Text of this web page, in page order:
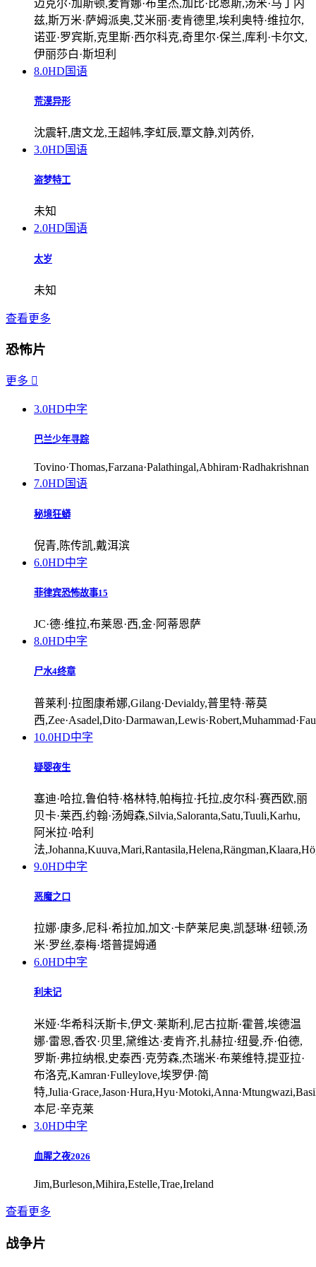
迈克尔·加斯顿,麦肯娜·布里杰,加比·比恩斯,汤米·马丁内
兹,斯万米·萨姆派奥,艾米丽·麦肯德里,埃利奥特·维拉尔,
诺亚·罗宾斯,克里斯·西尔科克,奇里尔·保兰,库利·卡尔文,
伊丽莎白·斯坦利
8.0HD国语
荒漠异形
沈震轩,唐文龙,王超帏,李虹辰,覃文静,刘芮侨,
3.0HD国语
盗梦特工
未知
2.0HD国语
太岁
未知
查看更多
恐怖片
更多 
3.0HD中字
巴兰少年寻踪
Tovino·Thomas,Farzana·Palathingal,Abhiram·Radhakrishnan
7.0HD国语
秘境狂蟒
倪青,陈传凯,戴洱滨
6.0HD中字
菲律宾恐怖故事15
JC·德·维拉,布莱恩·西,金·阿蒂恩萨
8.0HD中字
尸水4终章
普莱利·拉图康希娜,Gilang·Devialdy,普里特·蒂莫
西
10.0HD中字
疑婴夜生
塞迪·哈拉,鲁伯特·格林特,帕梅拉·托拉,皮尔科·赛西欧,丽
贝卡·莱西,约翰·汤姆森,Silvia,Saloranta,Satu,Tuuli,Karhu,
阿米拉·哈利
法
9.0HD中字
恶魔之口
拉娜·康多,尼科·希拉加,加文·卡萨莱尼奥,凯瑟琳·纽顿,汤
米·罗丝,泰梅·塔普提姆通
6.0HD中字
利未记
米娅·华希科沃斯卡,伊文·莱斯利,尼古拉斯·霍普,埃德温
娜·雷恩,香农·贝里,黛维达·麦肯齐,扎赫拉·纽曼,乔·伯德,
罗斯·弗拉纳根,史泰西·克劳森,杰瑞米·布莱维特,提亚拉·
布洛克,Kamran·Fulleylove,埃罗伊·简
特
本尼·辛克莱
3.0HD中字
血腥之夜2026
Jim,Burleson,Mihira,Estelle,Trae,Ireland
查看更多
战争片